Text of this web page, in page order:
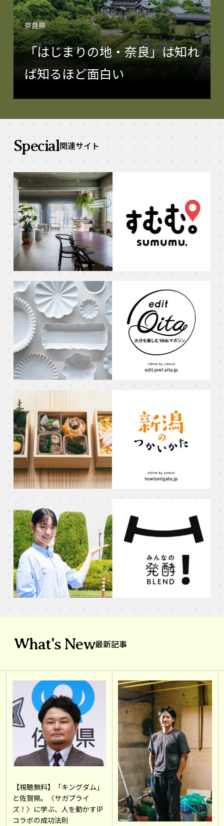
奈良県
「はじまりの地・奈良」は知れ
ば知るほど面白い
Special関連サイト
What's New最新記事
【視聴無料】「キングダム」
と佐賀県。〈サガプライ
ズ！〉に学ぶ、人を動かすIP
コラボの成功法則